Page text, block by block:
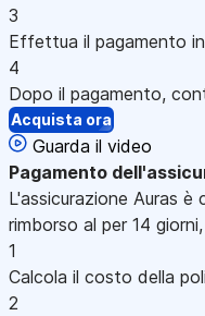
3
Effettua il pagamento
4
Dopo il pagamento,
Acquista ora
Guarda il video
Pagamento
L'assicurazione Auras
rimborso al per 14
1
Calcola il costo della
2